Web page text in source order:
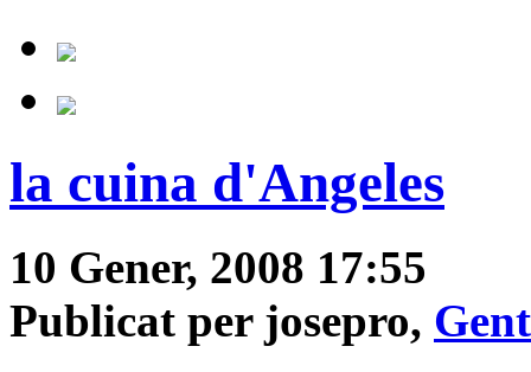
la cuina d'Angeles
10 Gener, 2008 17:55
Publicat per josepro,